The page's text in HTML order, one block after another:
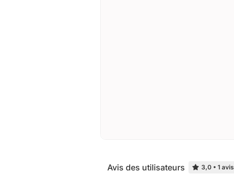
Avis des utilisateurs 3,0 • 1 avis